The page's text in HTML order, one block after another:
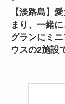
【淡路島】
まり、一緒
グランにミ
ウスの2施設